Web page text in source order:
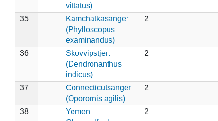
vittatus)
35
Kamchatkasanger
(Phylloscopus
examinandus)
2
36
Skovvipstjert
(Dendronanthus
indicus)
2
37
Connecticutsanger
(Oporornis agilis)
2
38
Yemen
2